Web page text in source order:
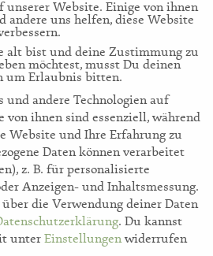
unserer Website. Einige von ihnen
andere uns helfen, diese Website
alt bist und deine Zustimmung zu
möchtest, musst Du deinen
um Erlaubnis bitten.
und andere Technologien auf
von ihnen sind essenziell, während
Website und Ihre Erfahrung zu
Daten können verarbeitet
z. B. für personalisierte
Anzeigen- und Inhaltsmessung.
die Verwendung deiner Daten
. Du kannst
unter Einstellungenwiderrufen